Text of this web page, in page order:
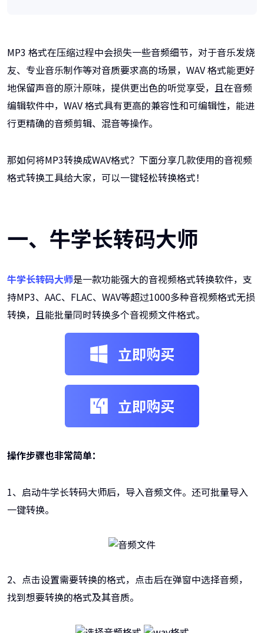
MP3 格式在压缩过程中会损失一些音频细节，对于音乐发烧
友、专业音乐制作等对音质要求高的场景，WAV 格式能更好
地保留声音的原汁原味，提供更出色的听觉享受，且在音频
编辑软件中，WAV 格式具有更高的兼容性和可编辑性，能进
行更精确的音频剪辑、混音等操作。
那如何将MP3转换成WAV格式？下面分享几款使用的音视频
格式转换工具给大家，可以一键轻松转换格式！
一、牛学长转码大师
牛学长转码大师是一款功能强大的音视频格式转换软件，支
持MP3、AAC、FLAC、WAV等超过1000多种音视频格式无损
转换，且能批量同时转换多个音视频文件格式。
立即购买
立即购买
操作步骤也非常简单：
1、启动牛学长转码大师后，导入音频文件。还可批量导入
一键转换。
2、点击设置需要转换的格式，点击后在弹窗中选择音频，
找到想要转换的格式及其音质。